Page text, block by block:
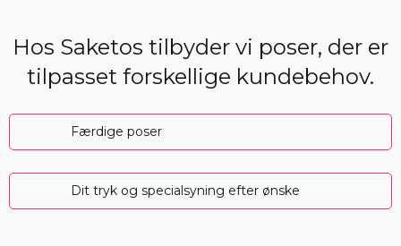
Hos Saketos tilbyder vi poser, der er
tilpasset forskellige kundebehov.
Færdige poser
Dit tryk og specialsyning efter ønske